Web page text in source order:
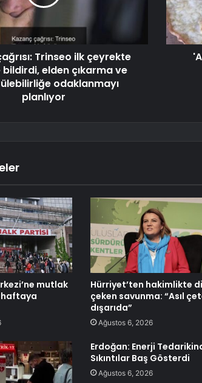
Trinseo ilk çeyrekte
elden çıkarma ve
odaklanmayı
planlıyor
mutlak
Hürriyet’ten hakimlikte
çeken savunma: “Asıl
dışarıda”
Ağustos 6, 2026
Erdoğan: Enerji
Sıkıntılar Baş Gösterdi
Ağustos 6, 2026